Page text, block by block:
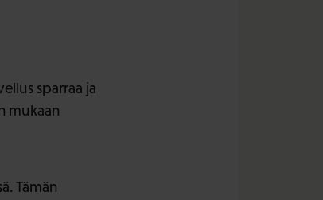
sparraa ja
mukaan
Tämän